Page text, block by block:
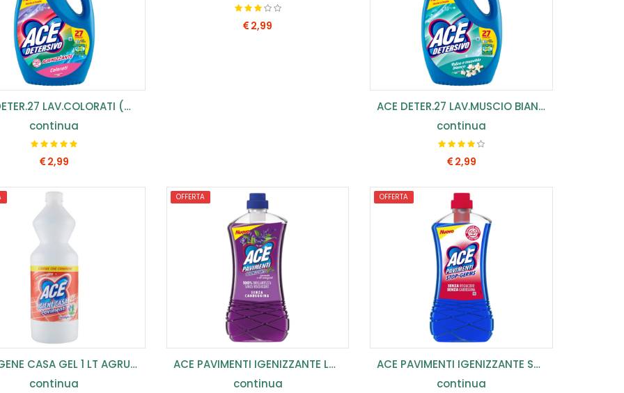
ACE DETER.27 LAV.COLORATI (CONF.3 PZ) ...
continua
2,99
COMPRA SUBITO
2,99
ACE DETER.27 LAV.MUSCIO BIANCO (COF.3PZ) ...
continua
2,99
COMPRA SUBITO
ACE IGENE CASA GEL 1 LT AGRUMI (CONF.12PZ) ...
continua
OFFERTA
ACE PAVIMENTI IGENIZZANTE LAVANDA 1 LT (CONF.8PZ) ...
continua
OFFERTA
ACE PAVIMENTI IGENIZZANTE STOP GERM 1 LT (COF.8...
continua